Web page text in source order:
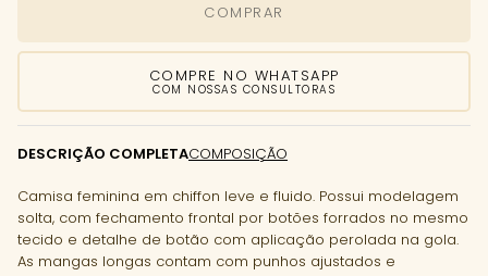
COMPRAR
COMPRE NO WHATSAPP
COM NOSSAS CONSULTORAS
DESCRIÇÃO COMPLETACOMPOSIÇÃO
Camisa feminina em chiffon leve e fluido. Possui modelagem
solta, com fechamento frontal por botões forrados no mesmo
tecido e detalhe de botão com aplicação perolada na gola.
As mangas longas contam com punhos ajustados e